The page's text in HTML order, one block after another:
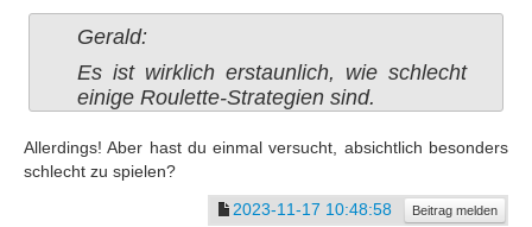
Gerald:
Es ist wirklich erstaunlich, wie schlecht
einige Roulette-Strategien sind.
Allerdings! Aber hast du einmal versucht, absichtlich besonders
schlecht zu spielen?
2023-11-17 10:48:58
Beitrag melden